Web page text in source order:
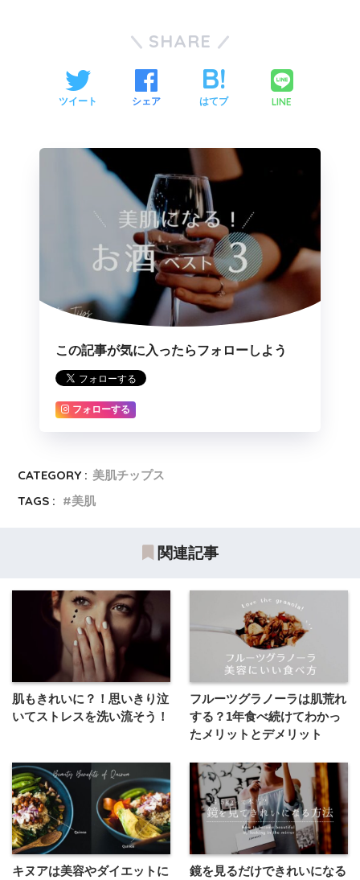
SHARE
ツイート シェア はてブ LINE
この記事が気に入ったらフォローしよう
フォローする
CATEGORY : 美肌チップス
TAGS :
美肌
関連記事
肌もきれいに？！思いきり泣
いてストレスを洗い流そう！
フルーツグラノーラは肌荒れ
する？1年食べ続けてわかっ
たメリットとデメリット
キヌアは美容やダイエットに
鏡を見るだけできれいになる